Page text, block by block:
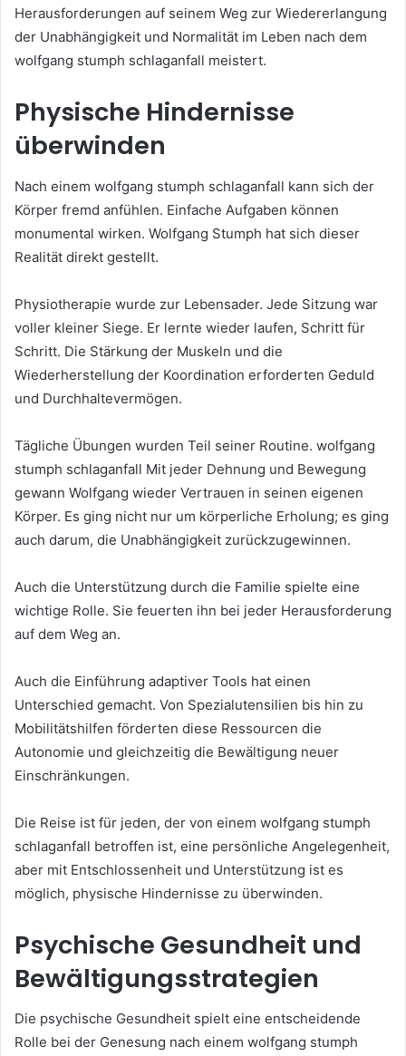
Herausforderungen auf seinem Weg zur Wiedererlangung
der Unabhängigkeit und Normalität im Leben nach dem
wolfgang stumph schlaganfall meistert.
Physische Hindernisse
überwinden
Nach einem wolfgang stumph schlaganfall kann sich der
Körper fremd anfühlen. Einfache Aufgaben können
monumental wirken. Wolfgang Stumph hat sich dieser
Realität direkt gestellt.
Physiotherapie wurde zur Lebensader. Jede Sitzung war
voller kleiner Siege. Er lernte wieder laufen, Schritt für
Schritt. Die Stärkung der Muskeln und die
Wiederherstellung der Koordination erforderten Geduld
und Durchhaltevermögen.
Tägliche Übungen wurden Teil seiner Routine. wolfgang
stumph schlaganfall Mit jeder Dehnung und Bewegung
gewann Wolfgang wieder Vertrauen in seinen eigenen
Körper. Es ging nicht nur um körperliche Erholung; es ging
auch darum, die Unabhängigkeit zurückzugewinnen.
Auch die Unterstützung durch die Familie spielte eine
wichtige Rolle. Sie feuerten ihn bei jeder Herausforderung
auf dem Weg an.
Auch die Einführung adaptiver Tools hat einen
Unterschied gemacht. Von Spezialutensilien bis hin zu
Mobilitätshilfen förderten diese Ressourcen die
Autonomie und gleichzeitig die Bewältigung neuer
Einschränkungen.
Die Reise ist für jeden, der von einem wolfgang stumph
schlaganfall betroffen ist, eine persönliche Angelegenheit,
aber mit Entschlossenheit und Unterstützung ist es
möglich, physische Hindernisse zu überwinden.
Psychische Gesundheit und
Bewältigungsstrategien
Die psychische Gesundheit spielt eine entscheidende
Rolle bei der Genesung nach einem wolfgang stumph